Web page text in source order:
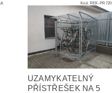
Kód: REK-PR720
UZAMYKATELNÝ
PŘÍSTŘEŠEK NA 5